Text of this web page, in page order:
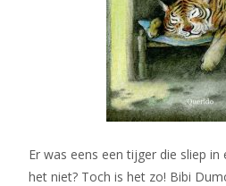
Er was eens een tijger die sliep
het niet? Toch is het zo! Bibi